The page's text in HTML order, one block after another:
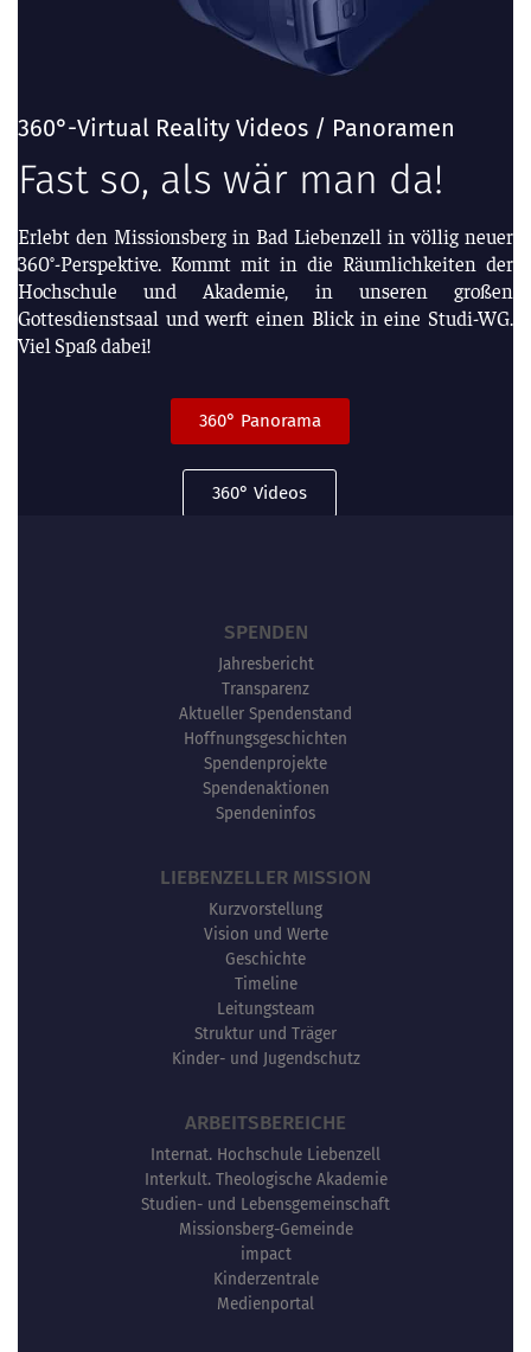
360°-Virtual Reality Videos / Panoramen
Fast so, als wär man da!
Erlebt den Missionsberg in Bad Liebenzell in völlig neuer
360°-Perspektive. Kommt mit in die Räumlichkeiten der
Hochschule und Akademie, in unseren großen
Gottesdienstsaal und werft einen Blick in eine Studi-WG.
Viel Spaß dabei!
360° Panorama
360° Videos
SPENDEN
Jahresbericht
Transparenz
Aktueller Spendenstand
Hoffnungsgeschichten
Spendenprojekte
Spendenaktionen
Spendeninfos
LIEBENZELLER MISSION
Kurzvorstellung
Vision und Werte
Geschichte
Timeline
Leitungsteam
Struktur und Träger
Kinder- und Jugendschutz
ARBEITSBEREICHE
Internat. Hochschule Liebenzell
Interkult. Theologische Akademie
Studien- und Lebensgemeinschaft
Missionsberg-Gemeinde
impact
Kinderzentrale
Medienportal